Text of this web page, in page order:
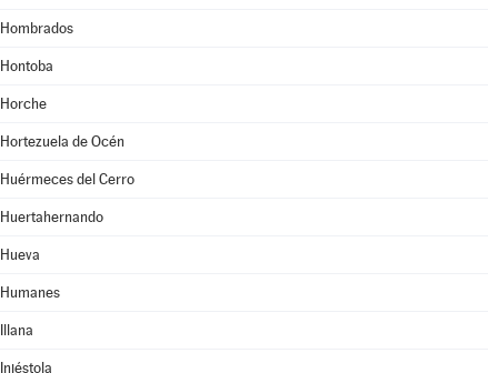
Hombrados
Hontoba
Horche
Hortezuela de Océn
Huérmeces del Cerro
Huertahernando
Hueva
Humanes
Illana
Iniéstola